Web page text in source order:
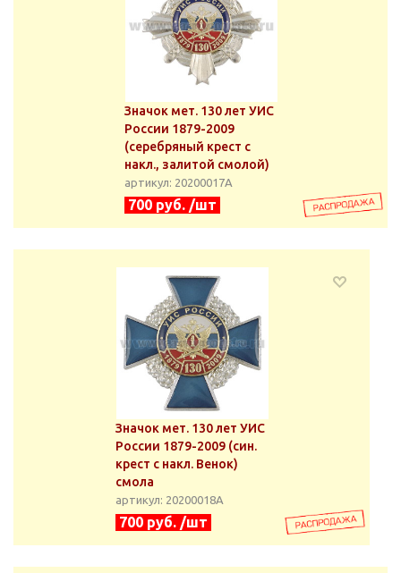
Значок мет. 130 лет УИС
России 1879-2009
(серебряный крест с
накл., залитой смолой)
артикул: 20200017А
700 руб. /шт
Значок мет. 130 лет УИС
России 1879-2009 (син.
крест с накл. Венок)
смола
артикул: 20200018А
700 руб. /шт